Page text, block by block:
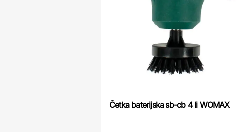
Četka baterijska sb-cb 4 li WOMAX